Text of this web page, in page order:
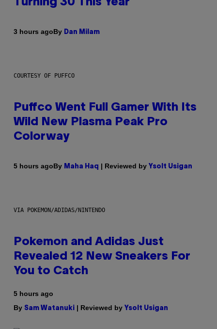
Turning 30 This Year
3 hours agoBy Dan Milam
COURTESY OF PUFFCO
Puffco Went Full Gamer With Its
Wild New Plasma Peak Pro
Colorway
5 hours agoBy Maha Haq | Reviewed by Ysolt Usigan
VIA POKEMON/ADIDAS/NINTENDO
Pokemon and Adidas Just
Revealed 12 New Sneakers For
You to Catch
5 hours ago
By Sam Watanuki | Reviewed by Ysolt Usigan